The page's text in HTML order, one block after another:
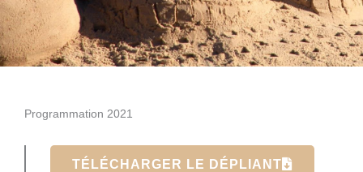
Programmation 2021
TÉLÉCHARGER LE DÉPLIANT